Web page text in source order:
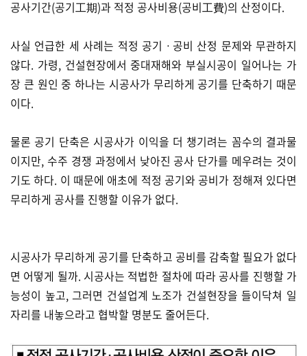
공사기간(공기工期)과 적정 공사비용(공비工費)의 산정이다.
사실 언급한 세 사례는 적정 공기ㆍ공비 산정 문제와 무관하지
않다. 가령, 건설현장에서 중대재해와 부실시공이 일어나는 가
장 큰 원인 중 하나는 시공사가 무리하게 공기를 단축하기 때문
이다.
물론 공기 단축은 시공사가 이익을 더 챙기려는 꼼수의 결과물
이지만, 수주 경쟁 과정에서 낮아진 공사 단가를 메우려는 것이
기도 하다. 이 때문에 애초에 적정 공기와 공비가 정해져 있다면
무리하게 공사를 진행할 이유가 없다.
시공사가 무리하게 공기를 단축하고 공비를 감축할 필요가 없다
면 어떻게 될까. 시공사는 적법한 절차에 따라 공사를 진행할 가
능성이 높고, 그러면 건설업계 노조가 건설현장을 들이닥쳐 일
자리를 내놓으라고 협박할 명분도 줄어든다.